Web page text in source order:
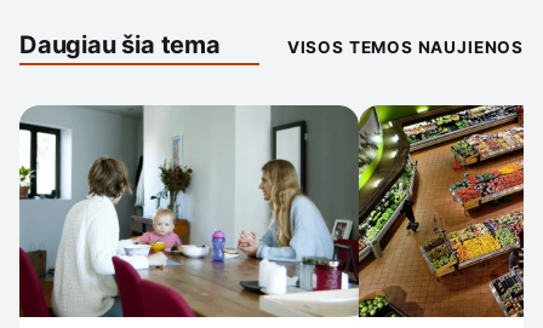
Daugiau šia tema VISOS TEMOS NAUJIENOS